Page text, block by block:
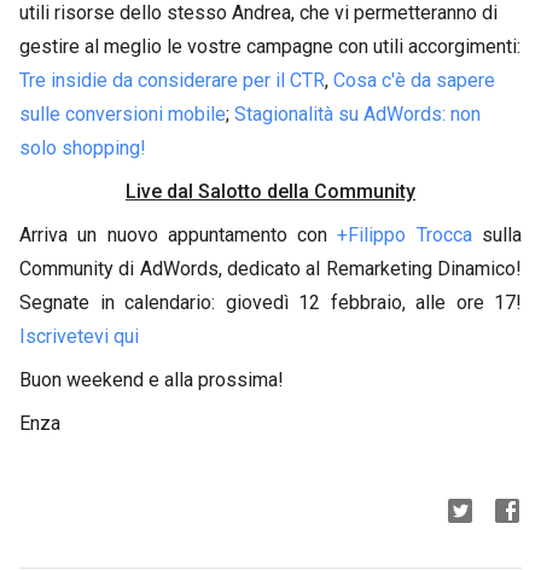
utili risorse dello stesso Andrea, che vi permetteranno di
gestire al meglio le vostre campagne con utili accorgimenti:
Tre insidie da considerare per il CTR, Cosa c'è da sapere
sulle conversioni mobile; Stagionalità su AdWords: non
solo shopping!
Live dal Salotto della Community
Arriva un nuovo appuntamento con+Filippo Troccasulla
Community di AdWords, dedicato al Remarketing Dinamico!
Segnate in calendario: giovedì 12 febbraio, alle ore 17!
Iscrivetevi qui
Buon weekend e alla prossima!
Enza